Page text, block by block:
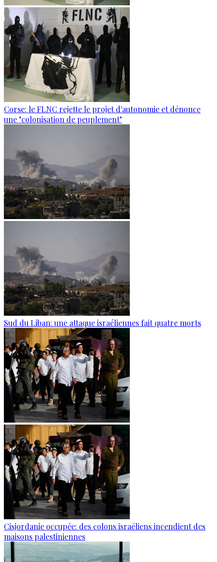
Corse: le FLNC rejette le projet d'autonomie et dénonce
une "colonisation de peuplement"
Sud du Liban: une attaque israéliennes fait quatre morts
Cisjordanie occupée: des colons israéliens incendient des
maisons palestiniennes